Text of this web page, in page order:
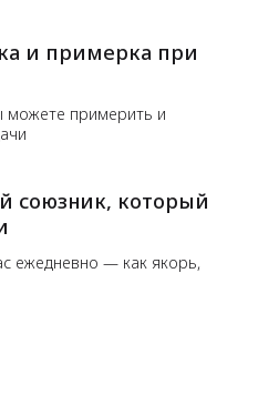
и примерка при
можете примерить и
союзник, который
ежедневно — как якорь,